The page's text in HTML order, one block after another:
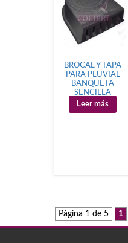
BROCAL Y TAPA
PARA PLUVIAL
BANQUETA
SENCILLA
Leer más
Página 1 de 5 1